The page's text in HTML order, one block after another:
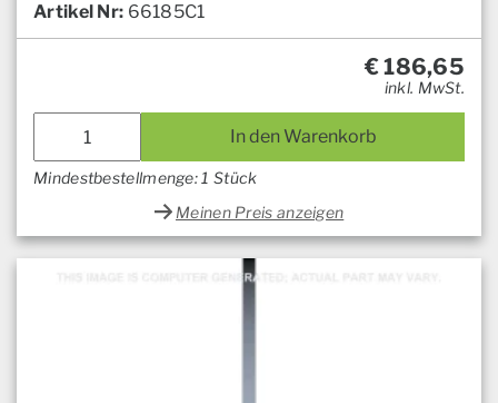
Artikel Nr: 66185C1
€186,65
inkl. MwSt.
In den Warenkorb
Mindestbestellmenge: 1 Stück
Meinen Preis anzeigen